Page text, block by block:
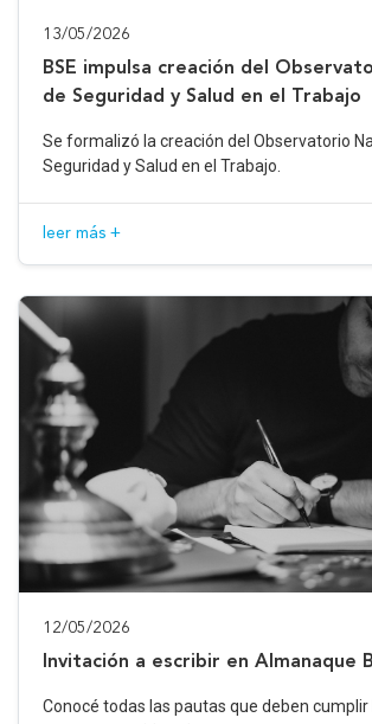
13/05/2026
BSE impulsa creación del
de Seguridad y Salud en el Trabajo
Se formalizó la creación del Observatorio
Seguridad y Salud en el Trabajo.
leer más +
12/05/2026
Invitación a escribir en Almanaque
Conocé todas las pautas que deben